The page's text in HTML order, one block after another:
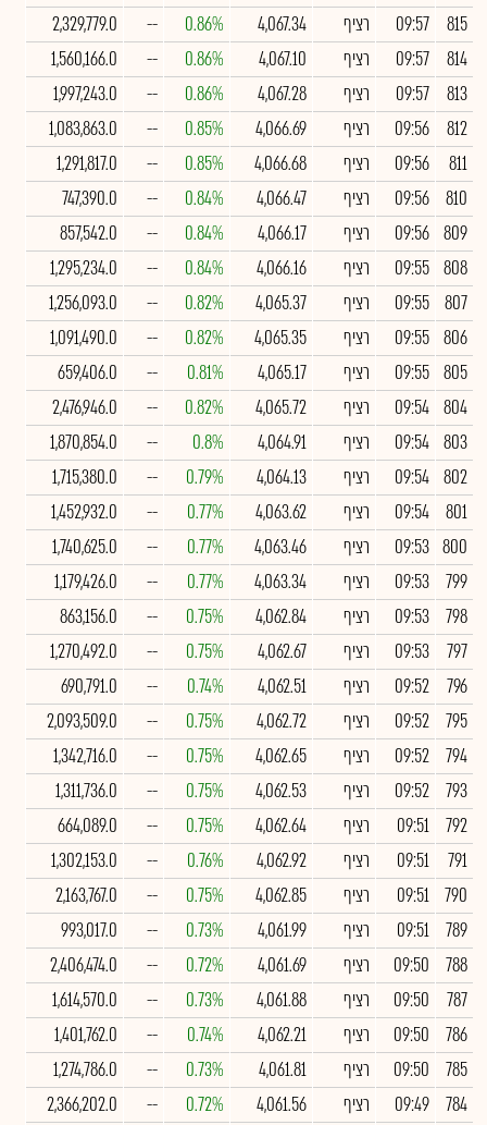
815
09:57 רציף 4,067.34
0.86%
--
2,329,779.0
814
09:57 רציף 4,067.10
0.86%
--
1,560,166.0
813
09:57 רציף 4,067.28
0.86%
--
1,997,243.0
812
09:56 רציף 4,066.69
0.85%
--
1,083,863.0
811
09:56 רציף 4,066.68
0.85%
--
1,291,817.0
810
09:56 רציף 4,066.47
0.84%
--
747,390.0
809
09:56 רציף 4,066.17
0.84%
--
857,542.0
808
09:55 רציף 4,066.16
0.84%
--
1,295,234.0
807
09:55 רציף 4,065.37
0.82%
--
1,256,093.0
806
09:55 רציף 4,065.35
0.82%
--
1,091,490.0
805
09:55 רציף 4,065.17
0.81%
--
659,406.0
804
09:54 רציף 4,065.72
0.82%
--
2,476,946.0
803
09:54 רציף 4,064.91
0.8%
--
1,870,854.0
802
09:54 רציף 4,064.13
0.79%
--
1,715,380.0
801
09:54 רציף 4,063.62
0.77%
--
1,452,932.0
800
09:53 רציף 4,063.46
0.77%
--
1,740,625.0
799
09:53 רציף 4,063.34
0.77%
--
1,179,426.0
798
09:53 רציף 4,062.84
0.75%
--
863,156.0
797
09:53 רציף 4,062.67
0.75%
--
1,270,492.0
796
09:52 רציף 4,062.51
0.74%
--
690,791.0
795
09:52 רציף 4,062.72
0.75%
--
2,093,509.0
794
09:52 רציף 4,062.65
0.75%
--
1,342,716.0
793
09:52 רציף 4,062.53
0.75%
--
1,311,736.0
792
09:51 רציף 4,062.64
0.75%
--
664,089.0
791
09:51 רציף 4,062.92
0.76%
--
1,302,153.0
790
09:51 רציף 4,062.85
0.75%
--
2,163,767.0
789
09:51 רציף 4,061.99
0.73%
--
993,017.0
788
09:50 רציף 4,061.69
0.72%
--
2,406,474.0
787
09:50 רציף 4,061.88
0.73%
--
1,614,570.0
786
09:50 רציף 4,062.21
0.74%
--
1,401,762.0
785
09:50 רציף 4,061.81
0.73%
--
1,274,786.0
784
09:49 רציף 4,061.56
0.72%
--
2,366,202.0